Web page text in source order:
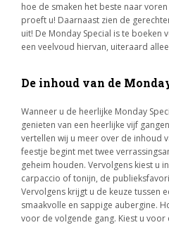
hoe de smaken het beste naar
proeft u! Daarnaast zien de
uit! De Monday Special is te
een veelvoud hiervan, uiteraard
De inhoud van de
Wanneer u de heerlijke Monday
genieten van een heerlijke vijf
vertellen wij u meer over de inhoud
feestje begint met twee
geheim houden. Vervolgens kiest u
carpaccio of tonijn, de
Vervolgens krijgt u de keuze tussen
smaakvolle en sappige aubergine.
voor de volgende gang. Kiest u